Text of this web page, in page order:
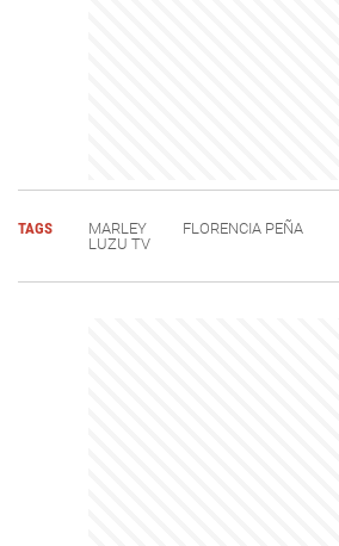
TAGS MARLEY FLORENCIA PEÑA
LUZU TV